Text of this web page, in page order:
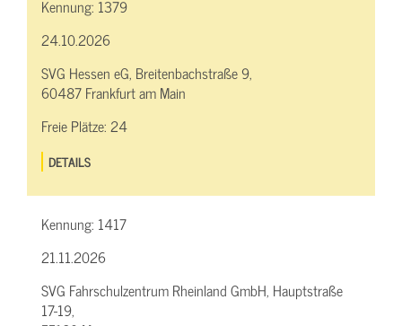
Kennung: 1379
24.10.2026
SVG Hessen eG, Breitenbachstraße 9,
60487 Frankfurt am Main
Freie Plätze:24
DETAILS
Kennung: 1417
21.11.2026
SVG Fahrschulzentrum Rheinland GmbH, Hauptstraße
17-19,